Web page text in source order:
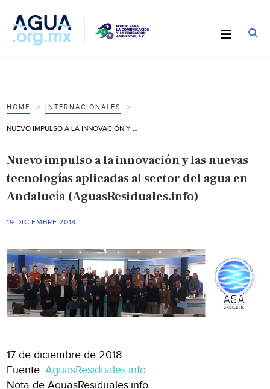
HOME INTERNACIONALES
Nuevo impulso a la innovación y las nuevas
tecnologías aplicadas al sector del agua en
Andalucía (AguasResiduales.info)
19 DICIEMBRE 2018
17 de diciembre de 2018
Fuente:AguasResiduales.info
Nota de AguasResiduales.info